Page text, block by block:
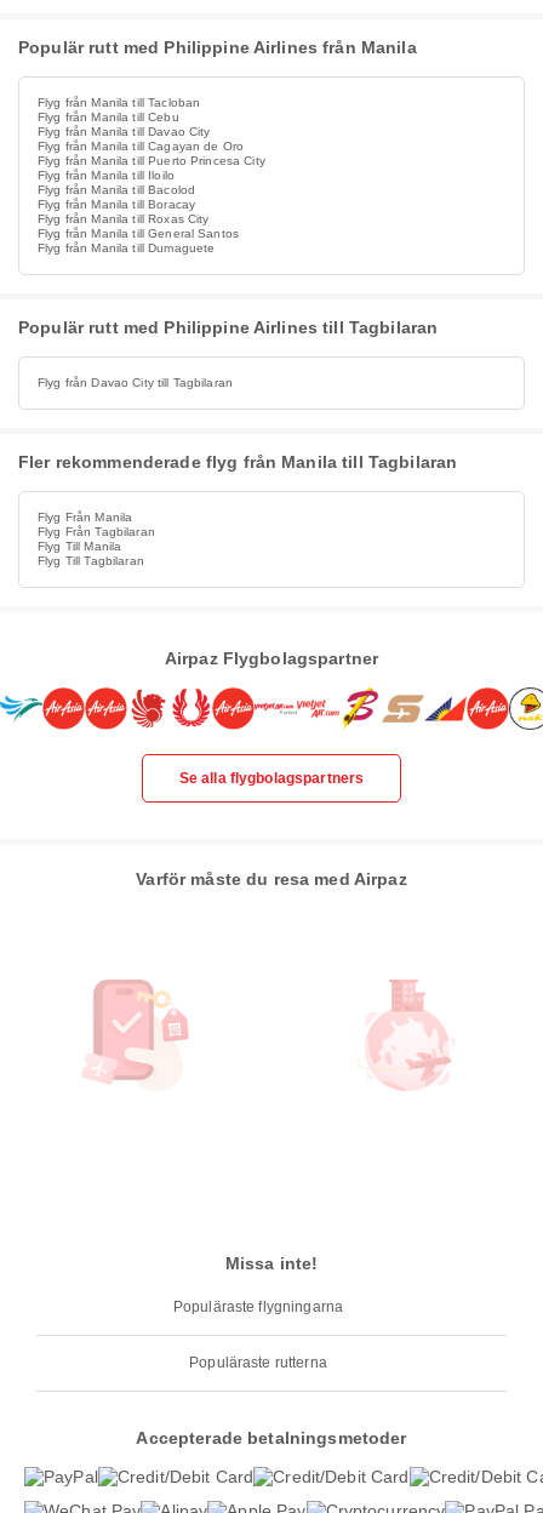
Populär rutt med Philippine Airlines från Manila
Flyg från Manila till Tacloban
Flyg från Manila till Cebu
Flyg från Manila till Davao City
Flyg från Manila till Cagayan de Oro
Flyg från Manila till Puerto Princesa City
Flyg från Manila till Iloilo
Flyg från Manila till Bacolod
Flyg från Manila till Boracay
Flyg från Manila till Roxas City
Flyg från Manila till General Santos
Flyg från Manila till Dumaguete
Populär rutt med Philippine Airlines till Tagbilaran
Flyg från Davao City till Tagbilaran
Fler rekommenderade flyg från Manila till Tagbilaran
Flyg Från Manila
Flyg Från Tagbilaran
Flyg Till Manila
Flyg Till Tagbilaran
Airpaz Flygbolagspartner
Se alla flygbolagspartners
Varför måste du resa med Airpaz
Missa inte!
Populäraste flygningarna
Populäraste rutterna
Accepterade betalningsmetoder